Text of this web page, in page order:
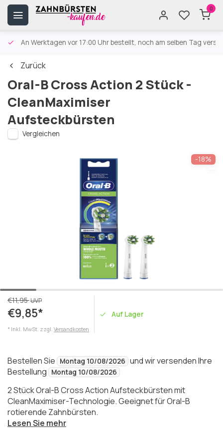
0
An Werktagen vor 17:00 Uhr bestellt, noch am selben Tag
Zurück
Oral-B Cross Action 2 Stück -
CleanMaximiser
Aufsteckbürsten
Vergleichen
-18%
€11,95UVP
€9,85*
* Inkl. MwSt. zzgl. Versandkosten
Auf Lager
Bestellen Sie Montag 10/08/2026 und wir versenden Ihre
Bestellung
Montag 10/08/2026
2 Stück Oral-B Cross Action Aufsteckbürsten mit
CleanMaximiser-Technologie. Geeignet für Oral-B
rotierende Zahnbürsten.
Lesen Sie mehr